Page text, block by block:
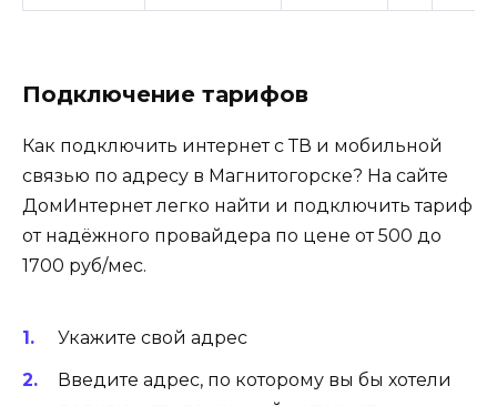
Подключение тарифов
Как подключить интернет с ТВ и мобильной
связью по адресу в Магнитогорске? На сайте
ДомИнтернет легко найти и подключить тариф
от надёжного провайдера по цене от 500 до
1700 руб/мес.
Укажите свой адрес
Введите адрес, по которому вы бы хотели